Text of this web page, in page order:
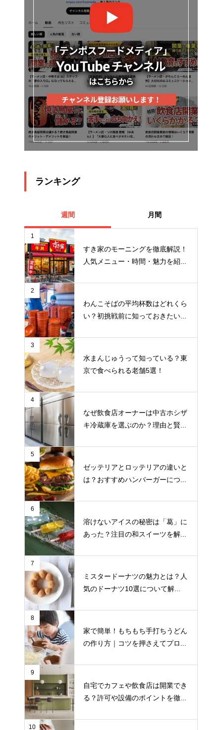
ランキング
週間 月間
1
すき家のモーニングを徹底解説！
人気メニュー・時間・魅力を紹...
2
わんこそばの平均杯数はどれくら
い？初挑戦前に知っておきたい...
3
水まんじゅうって知っている？東
京で食べられる老舗5選！
4
なぜ飲食店オーナーは中古ホシザ
キ冷蔵庫を選ぶのか？理由と賢...
5
ゼッテリアとロッテリアの違いと
は？おすすめハンバーガーにつ...
6
溶けないアイスの秘密は「葛」に
あった？注目の和スイーツを解...
7
ミスタードーナツの魅力とは？人
気のドーナツ10選について解...
8
家で簡単！もちもち手打ちうどん
の作り方｜コツを押さえてプロ...
9
自宅でカフェや飲食店は開業でき
る？許可や設備のポイントを徹...
10